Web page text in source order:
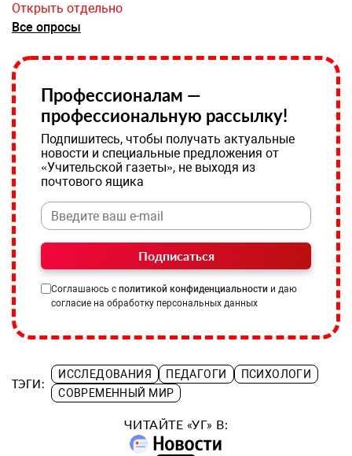
Открыть отдельно
Все опросы
Профессионалам —
профессиональную рассылку!
Подпишитесь, чтобы получать актуальные
новости и специальные предложения от
«Учительской газеты», не выходя из
почтового ящика
Подписаться
Соглашаюсь с политикой конфиденциальности и даю
согласие на обработку персональных данных
ТЭГИ:
ИССЛЕДОВАНИЯ ПЕДАГОГИ
ПСИХОЛОГИ
СОВРЕМЕННЫЙ МИР
ЧИТАЙТЕ «УГ» В: